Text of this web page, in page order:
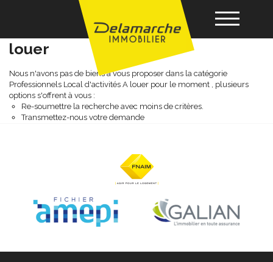
Acheter
Louer
Nos agences
Professionnels local d'activités a
louer
Nous n'avons pas de biens à vous proposer dans la catégorie
Professionnels Local d'activités A louer pour le moment , plusieurs
options s'offrent à vous :
Re-soumettre la recherche avec moins de critères.
Transmettez-nous votre demande